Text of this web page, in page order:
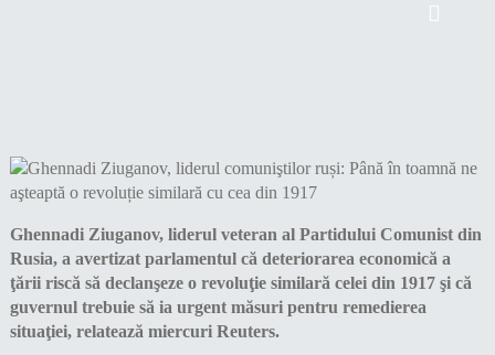
Ghennadi Ziuganov, liderul veteran al Partidului Comunist din
Rusia, a avertizat parlamentul că deteriorarea economică a
ţării riscă să declanşeze o revoluţie similară celei din 1917 şi că
guvernul trebuie să ia urgent măsuri pentru remedierea
situaţiei, relatează miercuri Reuters.